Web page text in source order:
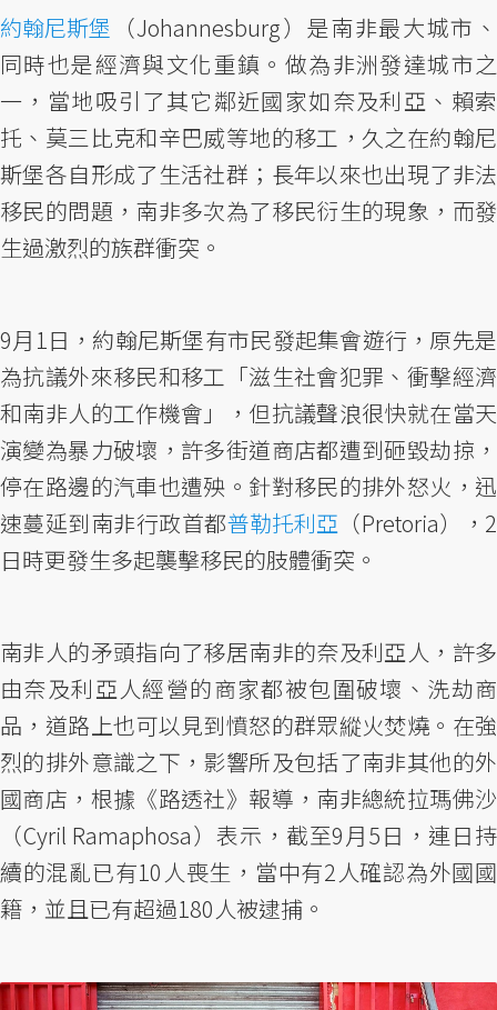
約翰尼斯堡 （Johannesburg）是南非最大城市、
同時也是經濟與文化重鎮。做為非洲發達城市之
一，當地吸引了其它鄰近國家如奈及利亞、賴索
托、莫三比克和辛巴威等地的移工，久之在約翰尼
斯堡各自形成了生活社群；長年以來也出現了非法
移民的問題，南非多次為了移民衍生的現象，而發
生過激烈的族群衝突。
9月1日，約翰尼斯堡有市民發起集會遊行，原先是
為抗議外來移民和移工「滋生社會犯罪、衝擊經濟
和南非人的工作機會」，但抗議聲浪很快就在當天
演變為暴力破壞，許多街道商店都遭到砸毀劫掠，
停在路邊的汽車也遭殃。針對移民的排外怒火，迅
速蔓延到南非行政首都普勒托利亞 （Pretoria），2
日時更發生多起襲擊移民的肢體衝突。
南非人的矛頭指向了移居南非的奈及利亞人，許多
由奈及利亞人經營的商家都被包圍破壞、洗劫商
品，道路上也可以見到憤怒的群眾縱火焚燒。在強
烈的排外意識之下，影響所及包括了南非其他的外
國商店，根據《路透社》報導，南非總統拉瑪佛沙
（Cyril Ramaphosa）表示，截至9月5日，連日持
續的混亂已有10人喪生，當中有2人確認為外國國
籍，並且已有超過180人被逮捕。